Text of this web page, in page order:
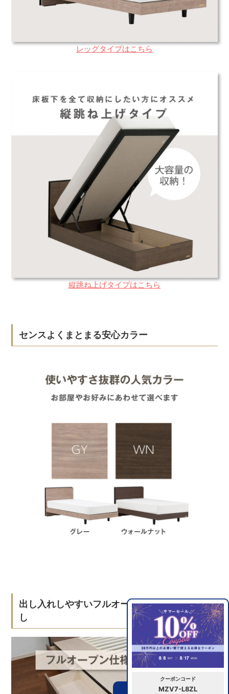
クーポンコード
MZV7-L8ZL
レッグタイプはこちら
縦跳ね上げタイプはこちら
センスよくまとまる安心カラー
出し入れしやすいフルオープン仕様の引き出
し